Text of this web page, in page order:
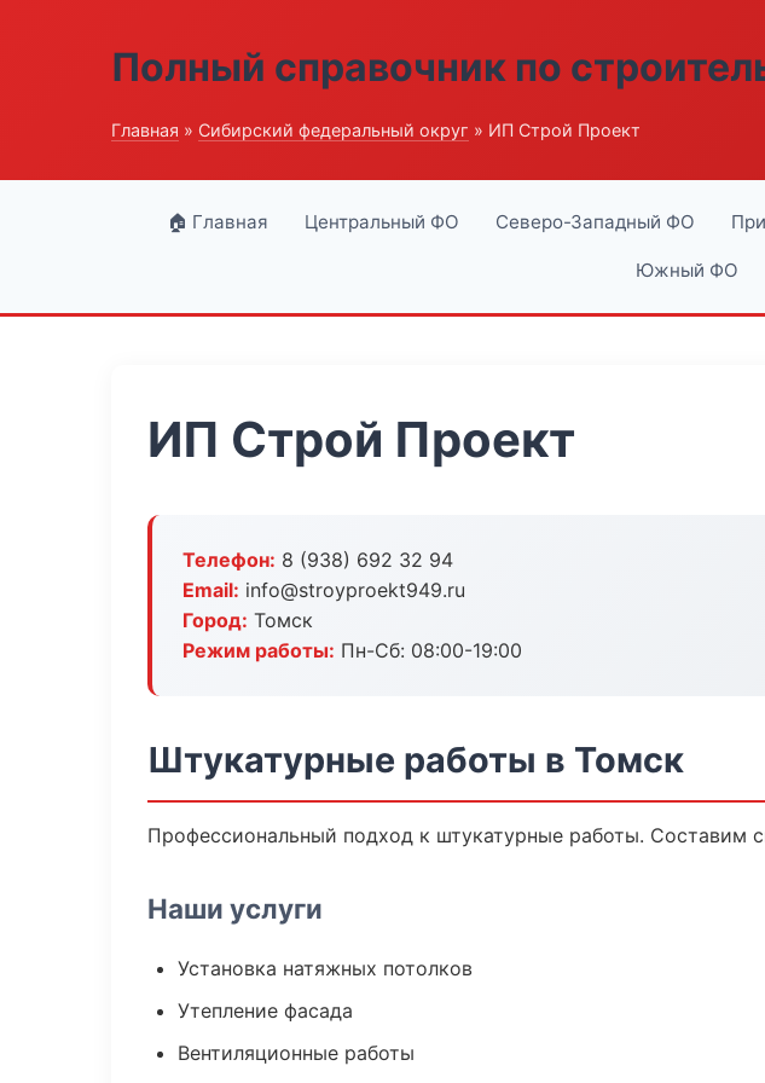
Полный справочник по
Главная » Сибирский федеральный округ » ИП Строй Проект
🏠 Главная Центральный ФО Северо-Западный ФО
Южный ФО
ИП Строй Проект
Телефон: 8 (938) 692 32 94
Email: info@stroyproekt949.ru
Город: Томск
Режим работы: Пн-Сб: 08:00-19:00
Штукатурные работы в Томск
Профессиональный подход к штукатурные работы. Составим
Наши услуги
Установка натяжных потолков
Утепление фасада
Вентиляционные работы